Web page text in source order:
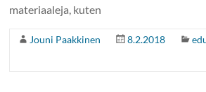
materiaaleja, kuten
Jouni Paakkinen 8.2.2018